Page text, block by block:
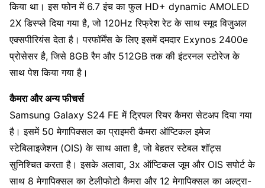
किया था। इस फोन में 6.7 इंच का फुल HD+ dynamic AMOLED
2X डिस्प्ले दिया गया है, जो 120Hz रिफ्रेश रेट के साथ स्मूद विजुअल
एक्सपीरियंस देता है। परफॉर्मेंस के लिए इसमें दमदार Exynos 2400e
प्रोसेसर है, जिसे 8GB रैम और 512GB तक की इंटरनल स्टोरेज के
साथ पेश किया गया है।
कैमरा और अन्य फीचर्स
Samsung Galaxy S24 FE में ट्रिपल रियर कैमरा सेटअप दिया गया
है। इसमें 50 मेगापिक्सल का प्राइमरी कैमरा ऑप्टिकल इमेज
स्टेबिलाइजेशन (OIS) के साथ आता है, जो बेहतर स्टेबल शॉट्स
सुनिश्चित करता है। इसके अलावा, 3x ऑप्टिकल जूम और OIS सपोर्ट के
साथ 8 मेगापिक्सल का टेलीफोटो कैमरा और 12 मेगापिक्सल का अल्ट्रा-